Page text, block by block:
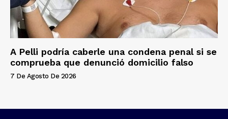
A Pelli podría caberle una condena penal si se
comprueba que denunció domicilio falso
7 De Agosto De 2026